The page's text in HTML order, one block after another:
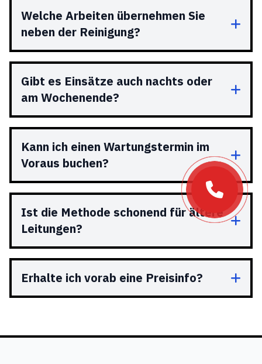
Welche Arbeiten übernehmen Sie
neben der Reinigung?
Gibt es Einsätze auch nachts oder
am Wochenende?
Kann ich einen Wartungstermin im
Voraus buchen?
Ist die Methode schonend für ältere
Leitungen?
Erhalte ich vorab eine Preisinfo?